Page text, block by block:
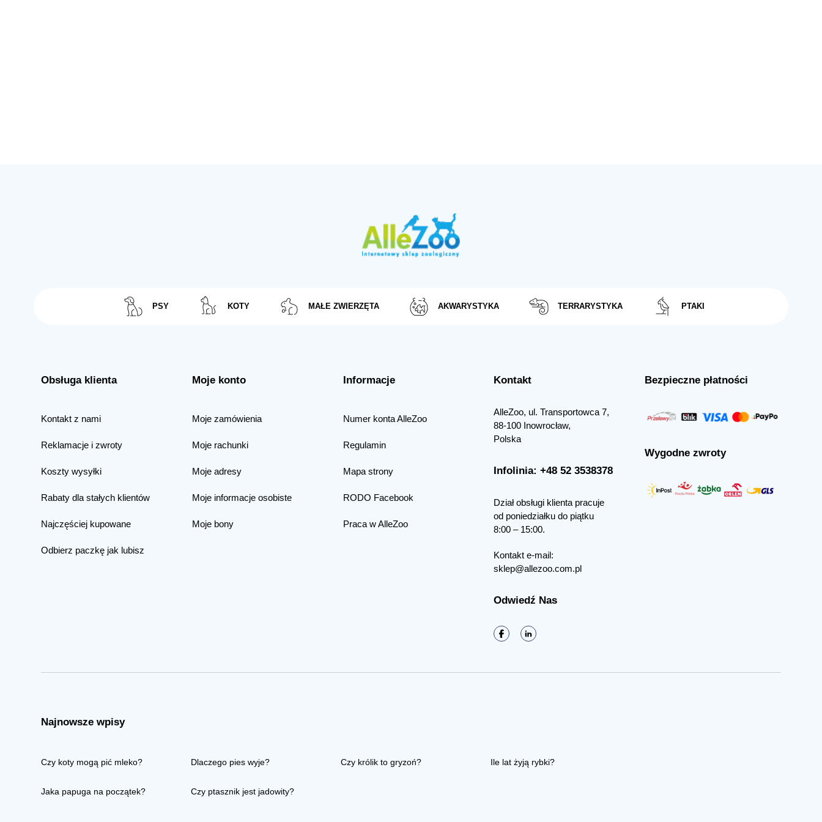
PSY KOTY MAŁE ZWIERZĘTA AKWARYSTYKA TERRARYSTYKA PTAKI
Obsługa klienta
Kontakt z nami
Reklamacje i zwroty
Koszty wysyłki
Rabaty dla stałych klientów
Najczęściej kupowane
Odbierz paczkę jak lubisz
Moje konto
Moje zamówienia
Moje rachunki
Moje adresy
Moje informacje osobiste
Moje bony
Informacje
Numer konta AlleZoo
Regulamin
Mapa strony
RODO Facebook
Praca w AlleZoo
Kontakt
AlleZoo, ul. Transportowca 7,
88-100 Inowrocław,
Polska
Infolinia: +48 52 3538378
Dział obsługi klienta pracuje
od poniedziałku do piątku
8:00 – 15:00.
Kontakt e-mail:
sklep@allezoo.com.pl
Odwiedź Nas
Bezpieczne płatności
Wygodne zwroty
Najnowsze wpisy
Czy koty mogą pić mleko? Dlaczego pies wyje? Czy królik to gryzoń? Ile lat żyją rybki?
Jaka papuga na początek? Czy ptasznik jest jadowity?